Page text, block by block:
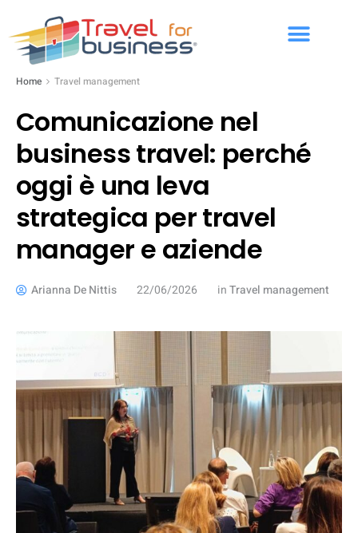
Home Travel management
Comunicazione nel
business travel: perché
oggi è una leva
strategica per travel
manager e aziende
Arianna De Nittis 22/06/2026 inTravel management